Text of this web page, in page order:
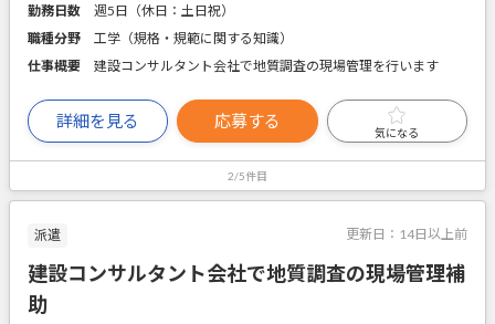
勤務日数
週5日（休日：土日祝）
職種分野
工学（規格・規範に関する知識）
仕事概要
建設コンサルタント会社で地質調査の現場管理を行います
詳細を見る 応募する
気になる
2/5件目
派遣 更新日： 14日以上前
建設コンサルタント会社で地質調査の現場管理補
助